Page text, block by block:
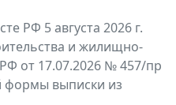
РФ 5 августа 2026 г.
и жилищно-
от 17.07.2026 № 457/пр
формы выписки из